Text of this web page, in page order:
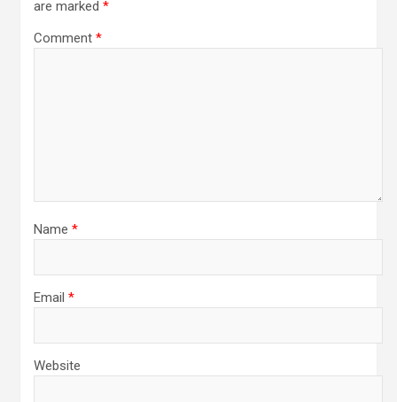
are marked *
Comment *
Name *
Email *
Website